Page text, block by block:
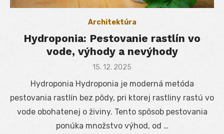
Architektúra
Hydroponia: Pestovanie rastlín vo
vode, výhody a nevýhody
Posted
15. 12. 2025
Hydroponia Hydroponia je moderná metóda
pestovania rastlín bez pôdy, pri ktorej rastliny rastú vo
vode obohatenej o živiny. Tento spôsob pestovania
ponúka množstvo výhod, od …